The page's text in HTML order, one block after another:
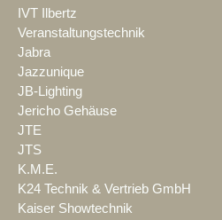
IVT Ilbertz
Veranstaltungstechnik
Jabra
Jazzunique
JB-Lighting
Jericho Gehäuse
JTE
JTS
K.M.E.
K24 Technik & Vertrieb GmbH
Kaiser Showtechnik